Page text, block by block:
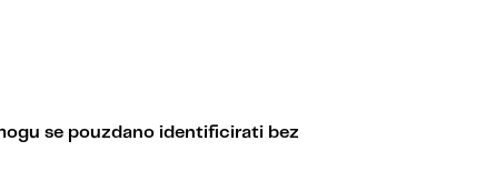
se pouzdano identificirati bez